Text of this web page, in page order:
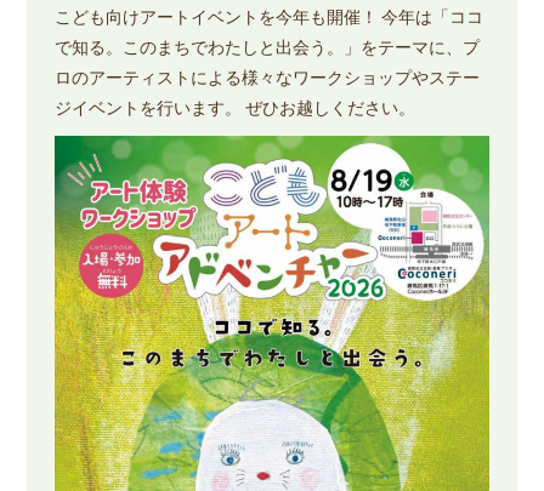
こども向けアートイベントを今年も開催！ 今年は「ココ
で知る。このまちでわたしと出会う。」をテーマに、プ
ロのアーティストによる様々なワークショップやステー
ジイベントを行います。 ぜひお越しください。